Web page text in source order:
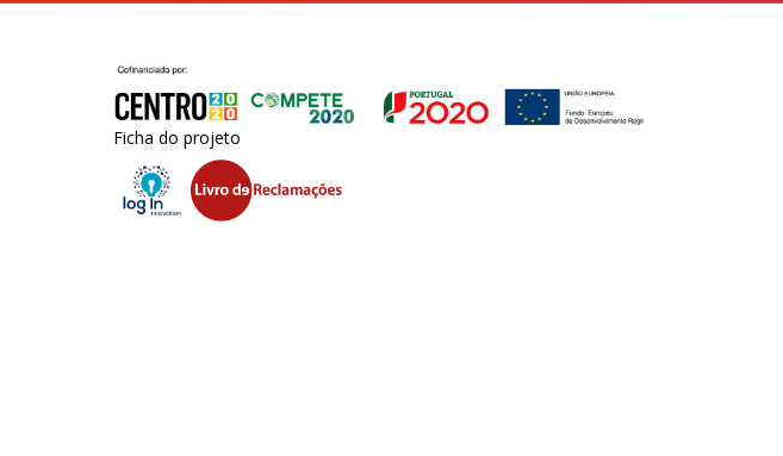
Ficha do projeto